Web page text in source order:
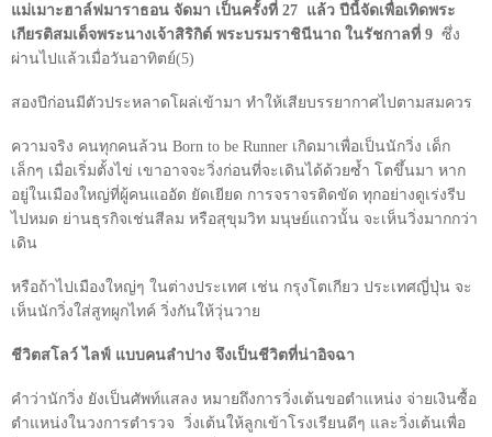
แม่เมาะฮาล์ฟมาราธอน จัดมา เป็นครั้งที่ 27 แล้ว ปีนี้จัดเพื่อเทิดพระ
เกียรติสมเด็จพระนางเจ้าสิริกิต์ พระบรมราชินีนาถ ในรัชกาลที่ 9 ซึ่ง
ผ่านไปแล้วเมื่อวันอาทิตย์(5)
สองปีก่อนมีตัวประหลาดโผล่เข้ามา ทำให้เสียบรรยากาศไปตามสมควร
ความจริง คนทุกคนล้วน Born to be Runner เกิดมาเพื่อเป็นนักวิ่ง เด็ก
เล็กๆ เมื่อเริ่มตั้งไข่ เขาอาจจะวิ่งก่อนที่จะเดินได้ด้วยซ้ำ โตขึ้นมา หาก
อยู่ในเมืองใหญ่ที่ผู้คนแออัด ยัดเยียด การจราจรติดขัด ทุกอย่างดูเร่งรีบ
ไปหมด ย่านธุรกิจเช่นสีลม หรือสุขุมวิท มนุษย์แถวนั้น จะเห็นวิ่งมากกว่า
เดิน
หรือถ้าไปเมืองใหญ่ๆ ในต่างประเทศ เช่น กรุงโตเกียว ประเทศญี่ปุ่น จะ
เห็นนักวิ่งใส่สูทผูกไทค์ วิ่งกันให้วุ่นวาย
ชีวิตสโลว์ ไลฟ์ แบบคนลำปาง จึงเป็นชีวิตที่น่าอิจฉา
คำว่านักวิ่ง ยังเป็นศัพท์แสลง หมายถึงการวิ่งเต้นขอตำแหน่ง จ่ายเงินซื้อ
ตำแหน่งในวงการตำรวจ วิ่งเต้นให้ลูกเข้าโรงเรียนดีๆ และวิ่งเต้นเพื่อ